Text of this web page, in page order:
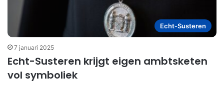
Echt-Susteren
7 januari 2025
Echt-Susteren krijgt eigen ambtsketen
vol symboliek